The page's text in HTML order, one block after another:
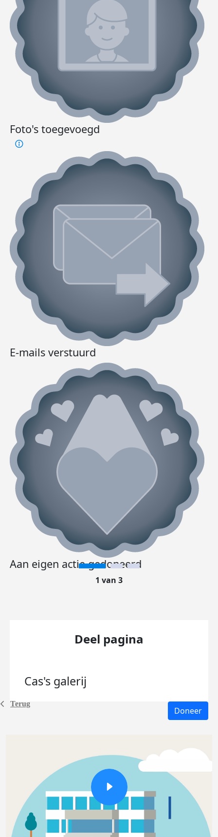
Terug
Foto's toegevoegd
E-mails verstuurd
Aan eigen actie gedoneerd
1 van 3
Deel pagina
Cas's galerij
Doneer